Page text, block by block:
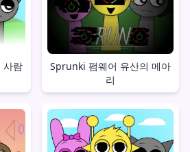
사람
Sprunki 펌웨어 유산의 메아
리